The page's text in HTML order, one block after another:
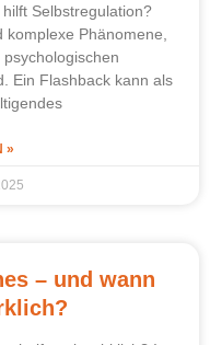
Selbstregulation?
Phänomene,
Ein Flashback kann als
»
– und wann